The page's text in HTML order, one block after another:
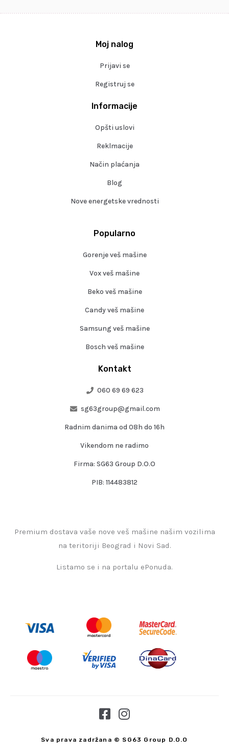
Kontakt
060 69 69 623
sg63group@gmail.com
Radnim danima od 08h do 16h
Vikendom ne radimo
Firma: SG63 Group D.O.O
PIB: 114483812
Popularno
Gorenje veš mašine
Vox veš mašine
Beko veš mašine
Candy veš mašine
Samsung veš mašine
Bosch veš mašine
Informacije
Opšti uslovi
Reklmacije
Način plaćanja
Blog
Nove energetske vrednosti
Moj nalog
Prijavi se
Registruj se
Premium dostava vaše nove veš mašine našim vozilima
na teritoriji Beograd i Novi Sad.
Listamo se i na portalu ePonuda.
F
c
I
s
Sva prava zadržana © SG63 Group D.O.O